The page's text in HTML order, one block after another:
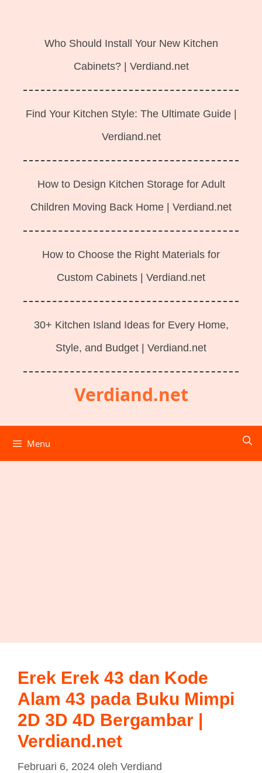
Who Should Install Your New Kitchen
Cabinets? | Verdiand.net
Find Your Kitchen Style: The Ultimate Guide |
Verdiand.net
How to Design Kitchen Storage for Adult
Children Moving Back Home | Verdiand.net
How to Choose the Right Materials for
Custom Cabinets | Verdiand.net
30+ Kitchen Island Ideas for Every Home,
Style, and Budget | Verdiand.net
Verdiand.net
Menu
Erek Erek 43 dan Kode
Alam 43 pada Buku Mimpi
2D 3D 4D Bergambar |
Verdiand.net
Februari 6, 2024 oleh Verdiand